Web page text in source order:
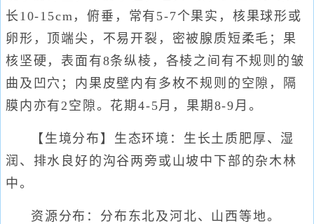
长10-15cm，俯垂，常有5-7个果实，核果球形或
卵形，顶端尖，不易开裂，密被腺质短柔毛；果
核坚硬，表面有8条纵棱，各棱之间有不规则的皱
曲及凹穴；内果皮壁内有多枚不规则的空隙，隔
膜内亦有2空隙。花期4-5月，果期8-9月。
【生境分布】生态环境：生长土质肥厚、湿
润、排水良好的沟谷两旁或山坡中下部的杂木林
中。
资源分布：分布东北及河北、山西等地。